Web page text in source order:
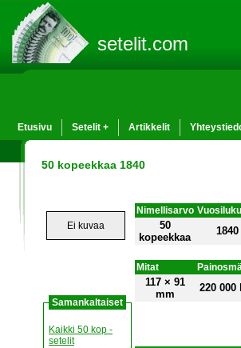
setelit.com
Etusivu Setelit + Artikkelit
50 kopeekkaa 1840
Ei kuvaa
Samankaltaiset
Kaikki 50 kop -
setelit
Nimellisarvo Vuosiluku
50
kopeekkaa
1840
Mitat
117 × 91
mm
220 000